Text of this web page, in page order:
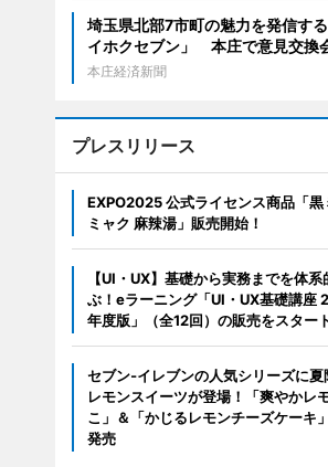
埼玉県北部7市町の魅力を発信す
イホクセブン」 本庄で意見交換
本庄経済新聞
プレスリリース
EXPO2025 公式ライセンス商品「黒
ミャク 麻辣湯」販売開始！
【UI・UX】基礎から実務までを体系
ぶ！eラーニング「UI・UX基礎講座
年度版」（全12回）の販売をスター
セブン‐イレブンの人気シリーズに夏
レモンスイーツが登場！「爽やかレ
こ」＆「かじるレモンチーズケーキ
発売